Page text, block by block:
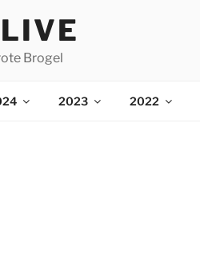
Brogel
2023 2022